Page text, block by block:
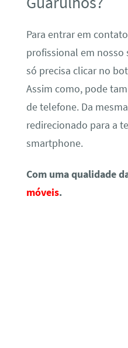
Para entrar em
profissional em nosso
só precisa clicar no
Assim como, pode
de telefone. Da
redirecionado para a
smartphone.
Com uma qualidade
móveis.